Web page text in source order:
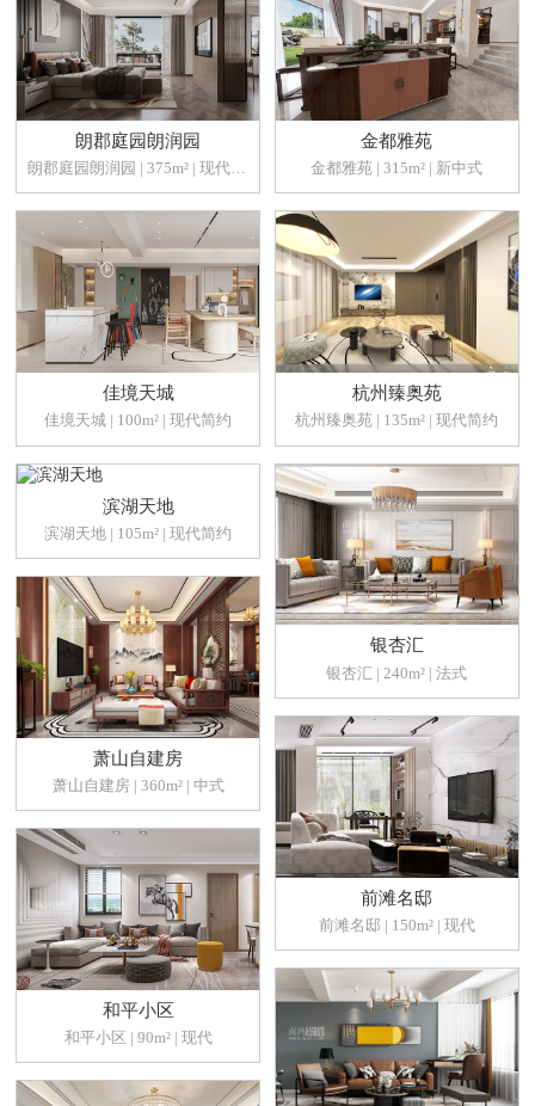
朗郡庭园朗润园
朗郡庭园朗润园 | 375m² | 现代简约
金都雅苑
金都雅苑 | 315m² | 新中式
佳境天城
佳境天城 | 100m² | 现代简约
杭州臻奥苑
杭州臻奥苑 | 135m² | 现代简约
滨湖天地
滨湖天地 | 105m² | 现代简约
银杏汇
银杏汇 | 240m² | 法式
萧山自建房
萧山自建房 | 360m² | 中式
前滩名邸
前滩名邸 | 150m² | 现代
和平小区
和平小区 | 90m² | 现代